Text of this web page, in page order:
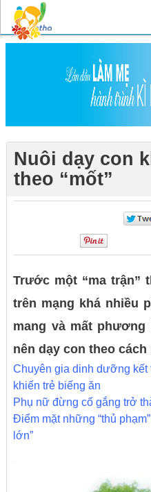
Nuôi dạy con
theo “mốt”
Trước một “ma trận”
trên mạng khá nhiều
mang và mất
nên dạy con theo
Chuyên gia dinh dưỡng kết
khiến trẻ biếng ăn
Phụ nữ đừng cố gắng trở
Điểm mặt những “thủ
lớn”